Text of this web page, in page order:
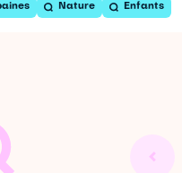
Nature Enfants